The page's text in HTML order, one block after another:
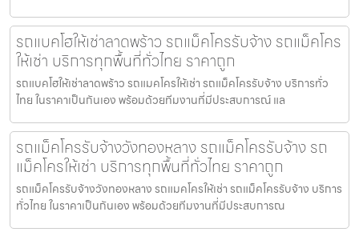
รถแบคโฮให้เช่าลาดพร้าว รถแม็คโครรับจ้าง รถแม็คโคร
ให้เช่า บริการทุกพื้นที่ทั่วไทย ราคาถูก
รถแบคโฮให้เช่าลาดพร้าว รถแมคโครให้เช่า รถแม็คโครรับจ้าง บริการทั่ว
ไทย ในราคาเป็นกันเอง พร้อมด้วยทีมงานที่มีประสบการณ์ แล
รถแม็คโครรับจ้างวังทองหลาง รถแม็คโครรับจ้าง รถ
แม็คโครให้เช่า บริการทุกพื้นที่ทั่วไทย ราคาถูก
รถแม็คโครรับจ้างวังทองหลาง รถแมคโครให้เช่า รถแม็คโครรับจ้าง บริการ
ทั่วไทย ในราคาเป็นกันเอง พร้อมด้วยทีมงานที่มีประสบการณ